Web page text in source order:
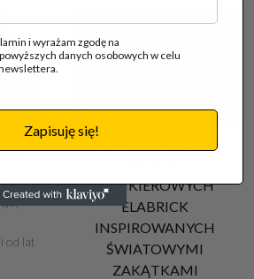
od lat
5 NOWYCH KOLORÓW
KLINKIEROWYCH
ELABRICK
INSPIROWANYCH
ŚWIATOWYMI
ZAKĄTKAMI
i wyrażam zgodę na
danych osobowych w celu
Zapisuję się!